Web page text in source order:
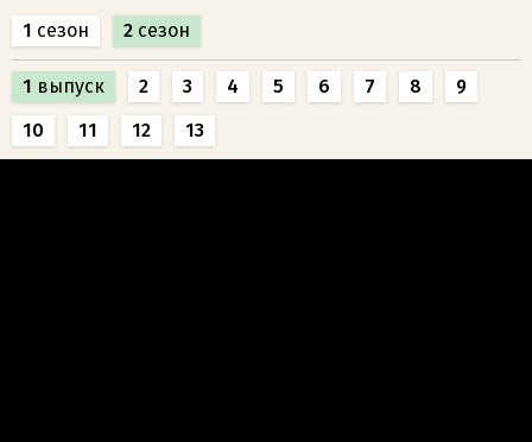
1 сезон 2 сезон
1 выпуск 2 3 4 5 6 7 8
9
10
11 12 13